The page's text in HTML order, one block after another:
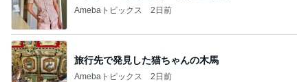
Amebaトピックス 2日前
旅行先で発見した猫ちゃんの木馬
Amebaトピックス 2日前